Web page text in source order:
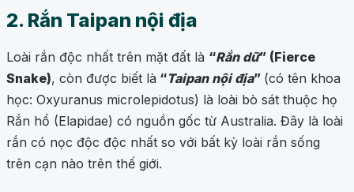
2. Rắn Taipan nội địa
Loài rắn độc nhất trên mặt đất là “Rắn dữ” (Fierce
Snake), còn được biết là “Taipan nội địa” (có tên khoa
học: Oxyuranus microlepidotus) là loài bò sát thuộc họ
Rắn hổ (Elapidae) có nguồn gốc từ Australia. Đây là loài
rắn có nọc độc độc nhất so với bất kỳ loài rắn sống
trên cạn nào trên thế giới.